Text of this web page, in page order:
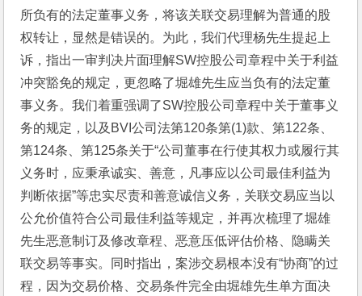
所负有的法定董事义务，将该关联交易理解为普通的股
权转让，显然是错误的。为此，我们代理杨先生提起上
诉，指出一审判决片面理解SW控股公司章程中关于利益
冲突豁免的规定，更忽略了堀雄先生应当负有的法定董
事义务。我们着重强调了SW控股公司章程中关于董事义
务的规定，以及BVI公司法第120条第(1)款、第122条、
第124条、第125条关于“公司董事在行使其权力或履行其
义务时，应秉承诚实、善意，凡事应以公司最佳利益为
判断依据”等忠实尽责和善意诚信义务，关联交易应当以
公允价值符合公司最佳利益等规定，并再次梳理了堀雄
先生恶意制订及修改章程、恶意压低评估价格、隐瞒关
联交易等事实。同时指出，案涉交易根本没有“协商”的过
程，因为交易价格、交易条件完全由堀雄先生单方面决